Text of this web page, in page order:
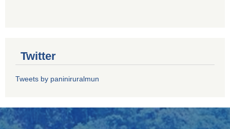
Twitter
Tweets by paniniruralmun